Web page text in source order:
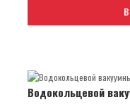
Водокольцевой